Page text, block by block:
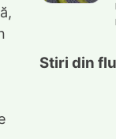
Stiri din